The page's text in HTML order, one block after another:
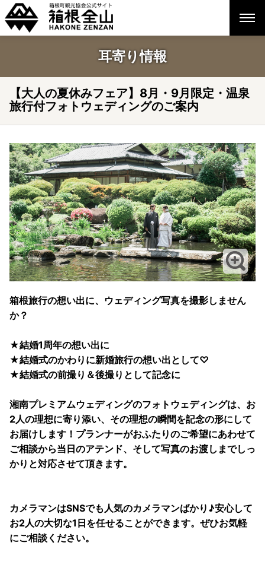
耳寄り情報
【大人の夏休みフェア】8月・9月限定・温泉
旅行付フォトウェディングのご案内
箱根旅行の想い出に、ウェディング写真を撮影しません
か？
★結婚1周年の想い出に
★結婚式のかわりに新婚旅行の想い出として♡
★結婚式の前撮り＆後撮りとして記念に
湘南プレミアムウェディングのフォトウェディングは、お
2人の理想に寄り添い、その理想の瞬間を記念の形にして
お届けします！プランナーがおふたりのご希望にあわせて
ご相談から当日のアテンド、そして写真のお渡しまでしっ
かりと対応させて頂きます。
カメラマンはSNSでも人気のカメラマンばかり♪安心して
お2人の大切な1日を任せることができます。ぜひお気軽
にご相談ください。